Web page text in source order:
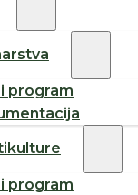
i program
i program